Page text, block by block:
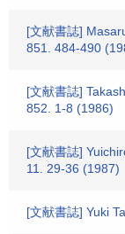
[文献書誌]
851. 484-490
[文献書誌]
852. 1-8 (1986)
[文献書誌]
11. 29-36 (1987)
[文献書誌] Yuki